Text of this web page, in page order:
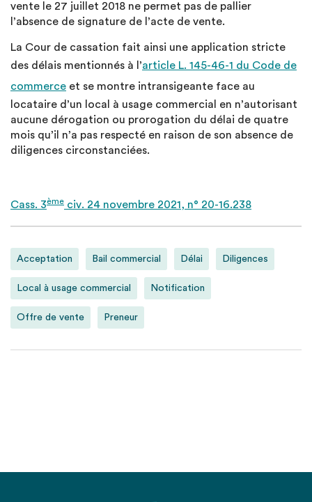
vente le 27 juillet 2018 ne permet pas de pallier
l’absence de signature de l’acte de vente.
La Cour de cassation fait ainsi une application stricte
des délais mentionnés à l’article L. 145-46-1 du Code de
commerce et se montre intransigeante face au
locataire d’un local à usage commercial en n’autorisant
aucune dérogation ou prorogation du délai de quatre
mois qu’il n’a pas respecté en raison de son absence de
diligences circonstanciées.
Cass. 3ème civ. 24 novembre 2021, n° 20-16.238
Acceptation Bail commercial Délai Diligences
Local à usage commercial Notification
Offre de vente Preneur